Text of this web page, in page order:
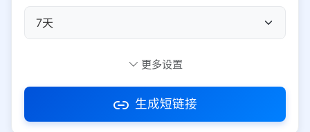
访问密码
更多设置
生成短链接